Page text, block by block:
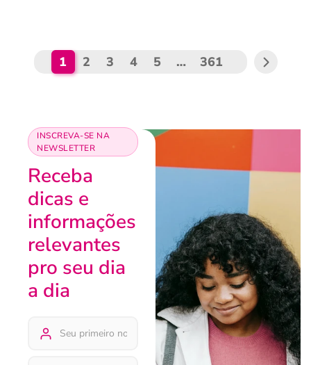
1 2 3 4 5 … 361
INSCREVA-SE NA
NEWSLETTER
Receba
dicas e
informações
relevantes
pro seu dia
a dia